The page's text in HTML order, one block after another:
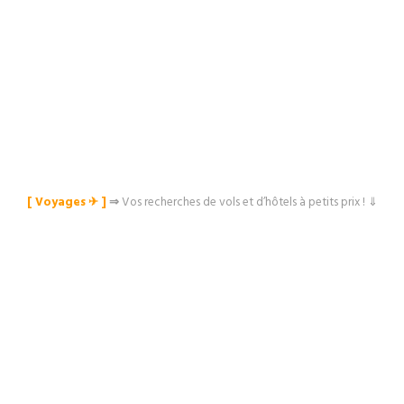
[ Voyages ✈︎ ]⇒Vos recherches de vols et d’hôtels à petits prix ! ⇓